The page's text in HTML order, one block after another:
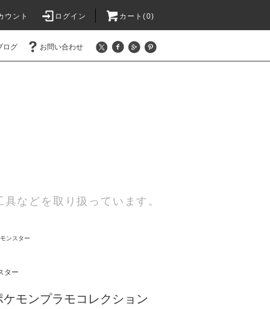
ウント ログイン カート(0)
ログ お問い合わせ
などを取り扱っています。
ンスター
ター
モンプラモコレクション